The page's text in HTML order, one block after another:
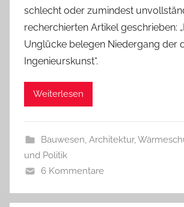
schlecht oder zumindest
recherchierten Artikel geschrieben:
Unglücke belegen Niedergang der
Ingenieurskunst“.
Weiterlesen
Bauwesen, Architektur,
und Politik
6 Kommentare